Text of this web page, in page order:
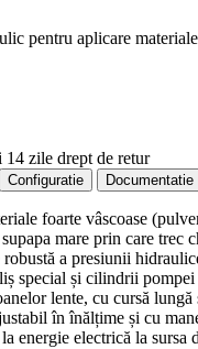
pentru aplicare
14 zile drept de retur
Configuratie Documentatie
foarte vâscoase
mare prin care trec
a presiunii
special și cilindrii
lente, cu cursă
în înălțime și cu
energie electrică la